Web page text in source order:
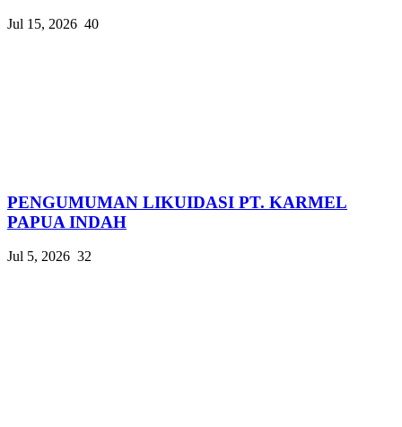
Jul 15, 2026 40
PENGUMUMAN LIKUIDASI PT. KARMEL
PAPUA INDAH
Jul 5, 2026 32